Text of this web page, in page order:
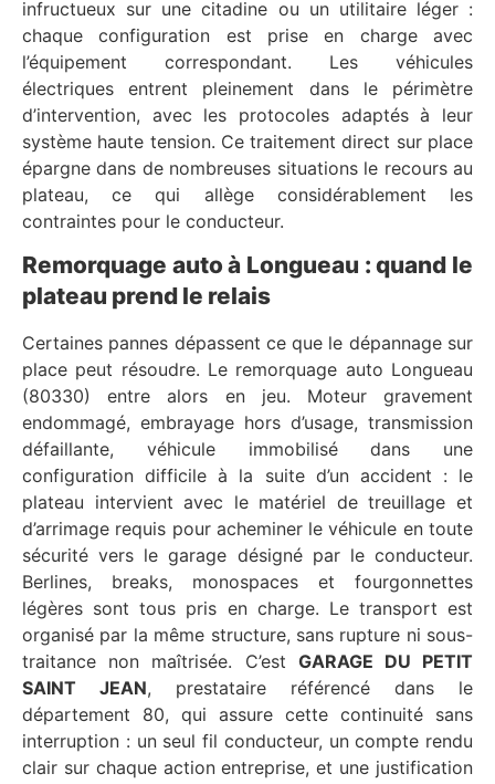
infructueux sur une citadine ou un utilitaire léger :
chaque configuration est prise en charge avec
l’équipement correspondant. Les véhicules
électriques entrent pleinement dans le périmètre
d’intervention, avec les protocoles adaptés à leur
système haute tension. Ce traitement direct sur place
épargne dans de nombreuses situations le recours au
plateau, ce qui allège considérablement les
contraintes pour le conducteur.
Remorquage auto à Longueau : quand le
plateau prend le relais
Certaines pannes dépassent ce que le dépannage sur
place peut résoudre. Le remorquage auto Longueau
(80330) entre alors en jeu. Moteur gravement
endommagé, embrayage hors d’usage, transmission
défaillante, véhicule immobilisé dans une
configuration difficile à la suite d’un accident : le
plateau intervient avec le matériel de treuillage et
d’arrimage requis pour acheminer le véhicule en toute
sécurité vers le garage désigné par le conducteur.
Berlines, breaks, monospaces et fourgonnettes
légères sont tous pris en charge. Le transport est
organisé par la même structure, sans rupture ni sous-
traitance non maîtrisée. C’est GARAGE DU PETIT
SAINT JEAN, prestataire référencé dans le
département 80, qui assure cette continuité sans
interruption : un seul fil conducteur, un compte rendu
clair sur chaque action entreprise, et une justification